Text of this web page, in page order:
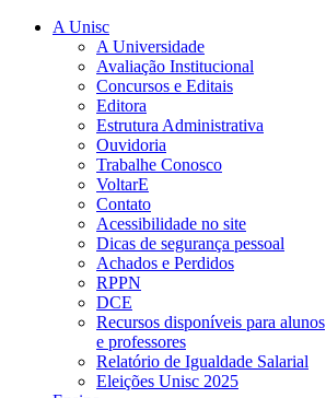
A Unisc
A Universidade
Avaliação Institucional
Concursos e Editais
Editora
Estrutura Administrativa
Ouvidoria
Trabalhe Conosco
VoltarE
Contato
Acessibilidade no site
Dicas de segurança pessoal
Achados e Perdidos
RPPN
DCE
Recursos disponíveis para alunos
e professores
Relatório de Igualdade Salarial
Eleições Unisc 2025